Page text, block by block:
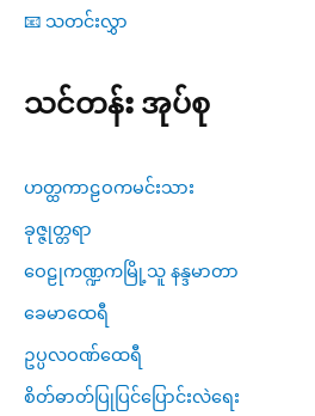
📧 သတင်းလွှာ
သင်တန်း အုပ်စု
ဟတ္ထကာဠဝကမင်းသား
ခုဇ္ဇုတ္တရာ
ဝေဠုကဏ္ဍကမြို့သူ နန္ဒမာတာ
ခေမာထေရီ
ဥပ္ပလဝဏ်ထေရီ
စိတ်ဓာတ်ပြုပြင်ပြောင်းလဲရေး